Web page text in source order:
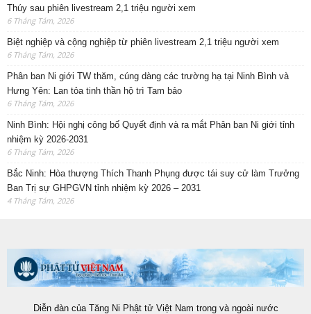
Thúy sau phiên livestream 2,1 triệu người xem
6 Tháng Tám, 2026
Biệt nghiệp và cộng nghiệp từ phiên livestream 2,1 triệu người xem
6 Tháng Tám, 2026
Phân ban Ni giới TW thăm, cúng dàng các trường hạ tại Ninh Bình và
Hưng Yên: Lan tỏa tinh thần hộ trì Tam bảo
6 Tháng Tám, 2026
Ninh Bình: Hội nghị công bố Quyết định và ra mắt Phân ban Ni giới tỉnh
nhiệm kỳ 2026-2031
6 Tháng Tám, 2026
Bắc Ninh: Hòa thượng Thích Thanh Phụng được tái suy cử làm Trưởng
Ban Trị sự GHPGVN tỉnh nhiệm kỳ 2026 – 2031
4 Tháng Tám, 2026
Diễn đàn của Tăng Ni Phật tử Việt Nam trong và ngoài nước